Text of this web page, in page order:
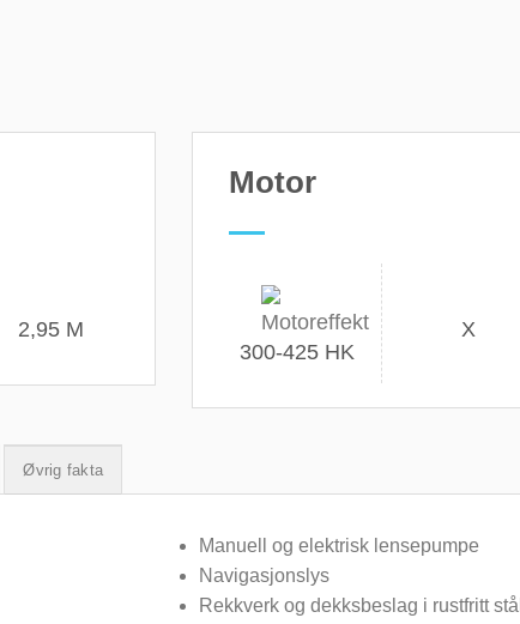
2,95 M
Motor
300-425 HK
X
Øvrig fakta
Manuell og elektrisk lensepumpe
Navigasjonslys
Rekkverk og dekksbeslag i rustfritt stål